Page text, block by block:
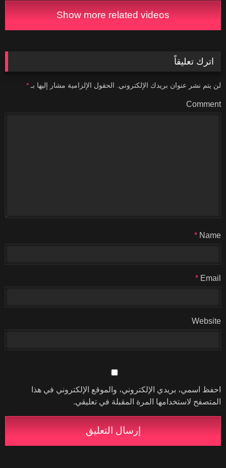
Show more related videos
اترك تعليقاً
لن يتم نشر عنوان بريدك الإلكتروني. الحقول الإلزامية مشار إليها بـ*
Comment
Name
*
Email
*
Website
احفظ اسمي، بريدي الإلكتروني، والموقع الإلكتروني في هذا
المتصفح لاستخدامها المرة المقبلة في تعليقي.